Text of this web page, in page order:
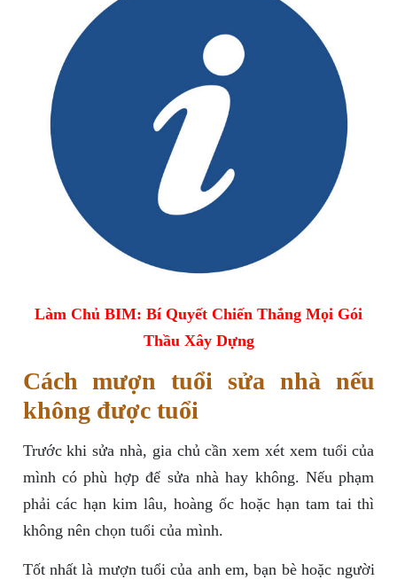
Làm Chủ BIM: Bí Quyết Chiến Thắng Mọi Gói
Thầu Xây Dựng
Cách mượn tuổi sửa nhà nếu
không được tuổi
Trước khi sửa nhà, gia chủ cần xem xét xem tuổi của
mình có phù hợp để sửa nhà hay không. Nếu phạm
phải các hạn kim lâu, hoàng ốc hoặc hạn tam tai thì
không nên chọn tuổi của mình.
Tốt nhất là mượn tuổi của anh em, bạn bè hoặc người